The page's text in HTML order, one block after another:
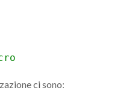
ci sono: